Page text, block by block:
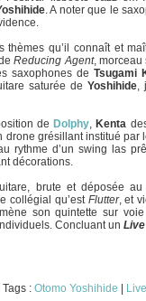
. A noter que le
thèmes qu’il connaît et
Reducing Agent, morceau
saxophones de Tsugami
saturée de Yoshihide,
de Dolphy, Kenta
drone grésillant institué par
rythme d’un swing las
décorations.
brute et déposée
collégial qu’est Flutter, et
son quintette sur
Concluant un
Tags : Otomo Yoshihide